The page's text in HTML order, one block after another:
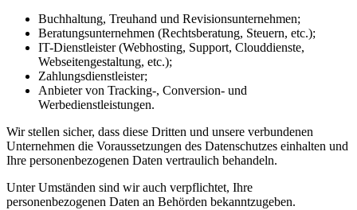
Buchhaltung, Treuhand und Revisionsunternehmen;
Beratungsunternehmen (Rechtsberatung, Steuern, etc.);
IT-Dienstleister (Webhosting, Support, Clouddienste,
Webseitengestaltung, etc.);
Zahlungsdienstleister;
Anbieter von Tracking-, Conversion- und
Werbedienstleistungen.
Wir stellen sicher, dass diese Dritten und unsere verbundenen
Unternehmen die Voraussetzungen des Datenschutzes einhalten und
Ihre personenbezogenen Daten vertraulich behandeln.
Unter Umständen sind wir auch verpflichtet, Ihre
personenbezogenen Daten an Behörden bekanntzugeben.